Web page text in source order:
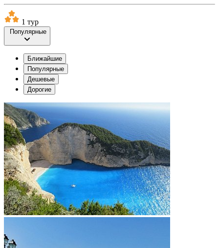
1 тур
Популярные
Ближайшие
Популярные
Дешевые
Дорогие